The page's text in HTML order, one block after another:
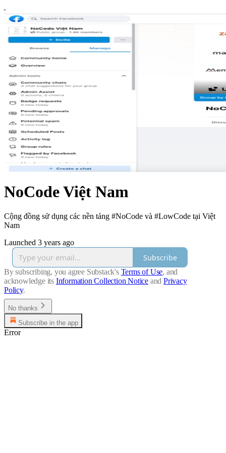
NoCode Việt Nam
Cộng đồng sử dụng các nền tảng #NoCode và #LowCode tại Việt
Nam
Launched 3 years ago
Subscribe
By subscribing, you agree Substack's Terms of Use, and
acknowledge its Information Collection Notice and Privacy
Policy.
No thanks
Subscribe in the app
Error